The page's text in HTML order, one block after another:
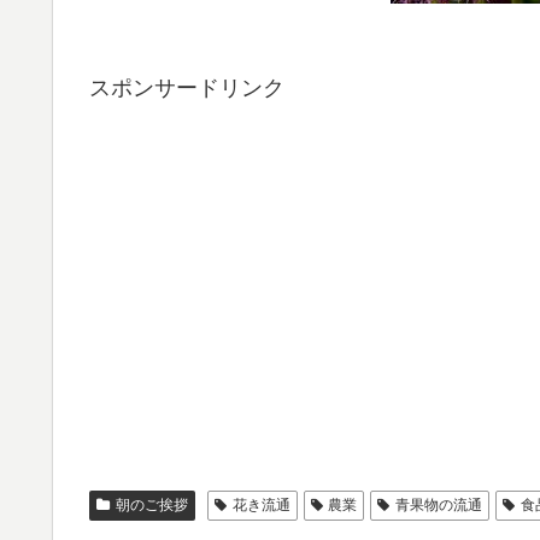
スポンサードリンク
朝のご挨拶 花き流通 農業 青果物の流通 食